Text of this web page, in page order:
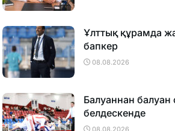
Ұлттық құрамда
бапкер
08.08.2026
Балуаннан балуан
белдескенде
08.08.2026